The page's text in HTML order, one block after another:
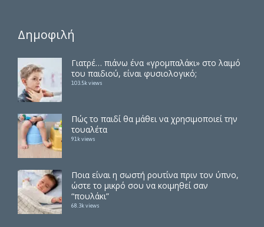
Δημοφιλή
Γιατρέ… πιάνω ένα «γρομπαλάκι» στο λαιμό
του παιδιού, είναι φυσιολογικό;
103.5k views
Πώς το παιδί θα μάθει να χρησιμοποιεί την
τουαλέτα
91k views
Ποια είναι η σωστή ρουτίνα πριν τον ύπνο,
ώστε το μικρό σου να κοιμηθεί σαν
“πουλάκι”
68.3k views